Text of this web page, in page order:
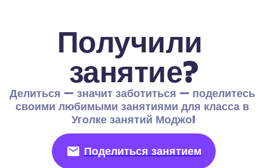
Получили
занятие?
Делиться — значит заботиться — поделитесь
своими любимыми занятиями для класса в
Уголке занятий Моджо!
Поделиться занятием